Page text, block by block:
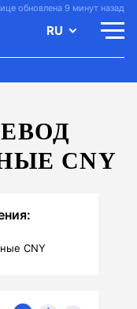
обновлена 9 минут назад
RU
CNY
CNY